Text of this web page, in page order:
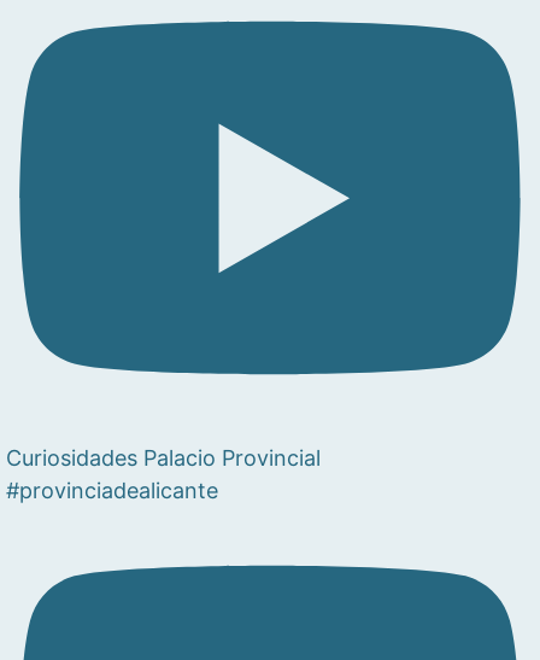
Curiosidades Palacio Provincial
#provinciadealicante